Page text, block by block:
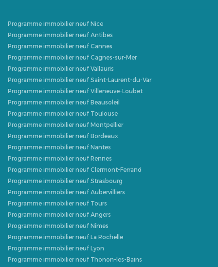
Programme immobilier neuf Nice
Programme immobilier neuf Antibes
Programme immobilier neuf Cannes
Programme immobilier neuf Cagnes-sur-Mer
Programme immobilier neuf Vallauris
Programme immobilier neuf Saint-Laurent-du-Var
Programme immobilier neuf Villeneuve-Loubet
Programme immobilier neuf Beausoleil
Programme immobilier neuf Toulouse
Programme immobilier neuf Montpellier
Programme immobilier neuf Bordeaux
Programme immobilier neuf Nantes
Programme immobilier neuf Rennes
Programme immobilier neuf Clermont-Ferrand
Programme immobilier neuf Strasbourg
Programme immobilier neuf Aubervilliers
Programme immobilier neuf Tours
Programme immobilier neuf Angers
Programme immobilier neuf Nîmes
Programme immobilier neuf La Rochelle
Programme immobilier neuf Lyon
Programme immobilier neuf Thonon-les-Bains